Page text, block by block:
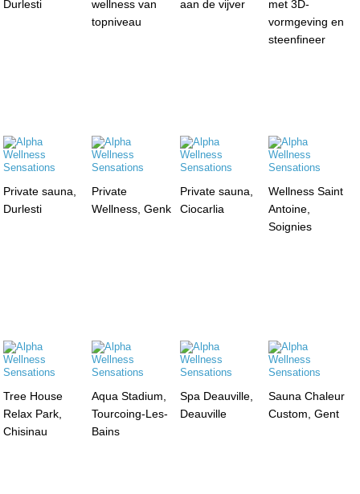
Durlesti
wellness van
topniveau
aan de vijver
met 3D-
vormgeving en
steenfineer
Private sauna,
Durlesti
Private
Wellness, Genk
Private sauna,
Ciocarlia
Wellness Saint
Antoine,
Soignies
Tree House
Relax Park,
Chisinau
Aqua Stadium,
Tourcoing-Les-
Bains
Spa Deauville,
Deauville
Sauna Chaleur
Custom, Gent